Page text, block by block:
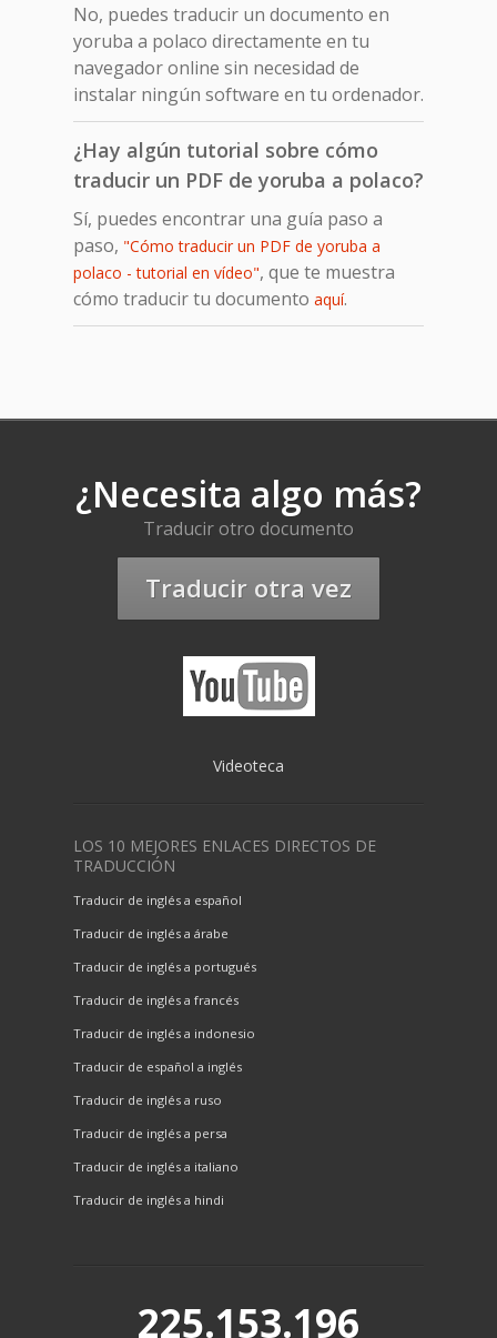
No, puedes traducir un documento en
yoruba a polaco directamente en tu
navegador online sin necesidad de
instalar ningún software en tu ordenador.
¿Hay algún tutorial sobre cómo
traducir un PDF de yoruba a polaco?
Sí, puedes encontrar una guía paso a
paso, "Cómo traducir un PDF de yoruba a
polaco - tutorial en vídeo", que te muestra
cómo traducir tu documento aquí.
¿Necesita algo más?
Traducir otro documento
Traducir otra vez
Videoteca
LOS 10 MEJORES ENLACES DIRECTOS DE
TRADUCCIÓN
Traducir de inglés a español
Traducir de inglés a árabe
Traducir de inglés a portugués
Traducir de inglés a francés
Traducir de inglés a indonesio
Traducir de español a inglés
Traducir de inglés a ruso
Traducir de inglés a persa
Traducir de inglés a italiano
Traducir de inglés a hindi
225.153.196